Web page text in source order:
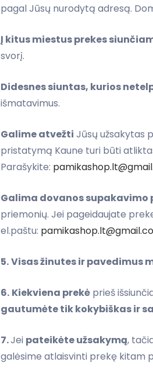
pagal Jūsų nurodytą adresą.
Į kitus miestus prekes
svorį.
Didesnes siuntas, kurios
išmatavimus.
Galime atvežti Jūsų užsakytas
pristatymą Kaune turi būti
Parašykite:
Galima dovanos supakavimo
priemonių. Jei pageidaujate
el.paštu:
5.Visas žinutes ir pavedimus
6. Kiekviena prekė prieš
gautumėte tik kokybiškas ir
7.Jei pateikėte užsakymą,
galėsime atlaisvinti prekę kitam